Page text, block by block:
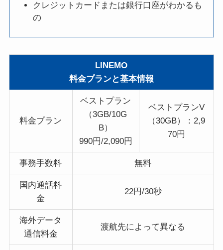
クレジットカードまたは銀行口座がわかるも
の
LINEMO
料金プランと基本情報
料金プラン
ベストプラン
（3GB/10G
B）
990円/2,090円
ベストプランV
（30GB）：2,9
70円
事務手数料 無料
国内通話料
金
22円/30秒
海外データ
通信料金
渡航先によって異なる